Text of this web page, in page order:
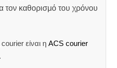
τον καθορισμό του χρόνου
courier είναι ηACS courier
.